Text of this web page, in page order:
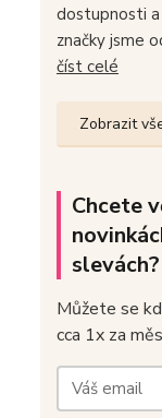
dostupnosti
značky jsme
číst celé
Zobrazit
Chcete
slevách?
Můžete se
cca 1x za